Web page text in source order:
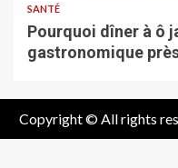
SANTÉ
Pourquoi dîner à ô
gastronomique
Copyright © All rights